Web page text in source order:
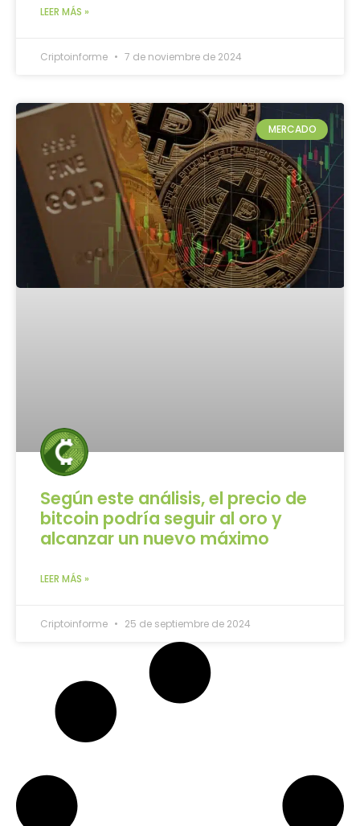
LEER MÁS »
Criptoinforme 7 de noviembre de 2024
MERCADO
Según este análisis, el precio de
bitcoin podría seguir al oro y
alcanzar un nuevo máximo
LEER MÁS »
Criptoinforme 25 de septiembre de 2024